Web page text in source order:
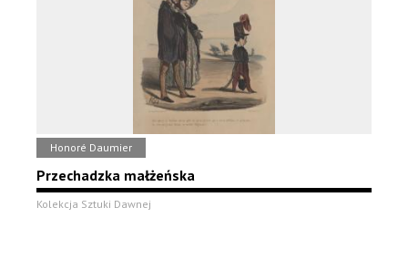
Honoré Daumier
Przechadzka małżeńska
Kolekcja Sztuki Dawnej